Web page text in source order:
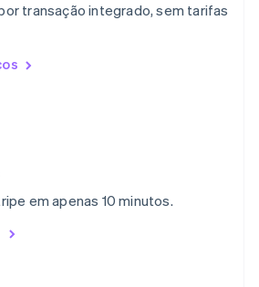
transação integrado, sem tarifas
em apenas 10 minutos.
China